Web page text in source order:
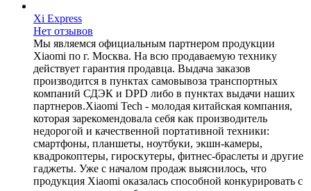
Xi Express
Нет отзывов
Мы являемся официальным партнером продукции
Xiaomi по г. Москва. На всю продаваемую технику
действует гарантия продавца. Выдача заказов
производится в пунктах самовывоза транспортных
компаний СДЭК и DPD либо в пунктах выдачи наших
партнеров.Xiaomi Tech - молодая китайская компания,
которая зарекомендовала себя как производитель
недорогой и качественной портативной техники:
смартфоны, планшеты, ноутбуки, экшн-камеры,
квадрокоптеры, гироскутеры, фитнес-браслеты и другие
гаджеты. Уже с началом продаж выяснилось, что
продукция Xiaomi оказалась способной конкурировать с